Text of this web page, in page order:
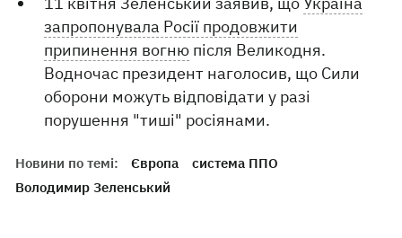
запропонувала Росії продовжити
припинення вогню після Великодня.
Водночас президент наголосив, що Сили
оборони можуть відповідати у разі
порушення "тиші" росіянами.
Новини по темі: Європа
система ППО
Володимир Зеленський